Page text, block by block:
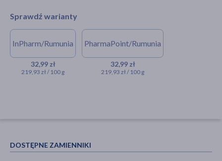
Sprawdź warianty
InPharm/Rumunia
32,99 zł
219,93 zł / 100 g
NA RECEPTĘ
Elocom, 1 mg/g, krem, 15 g
(import równoległy, InPharm)
PharmaPoint/Rumunia
32,99 zł
219,93 zł / 100 g
NA RECEPTĘ
krem, (import
DOSTĘPNE ZAMIENNIKI